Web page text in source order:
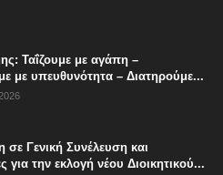
Ταΐζουμε με αγάπη –
με υπευθυνότητα – Διατηρούμε...
σε Γενική Συνέλευση και
για την εκλογή νέου Διοικητικού...